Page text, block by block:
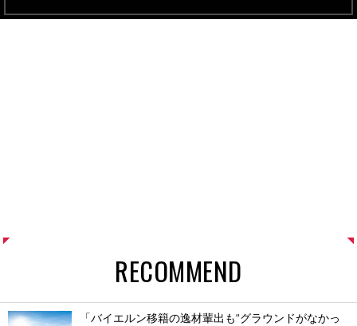
RECOMMEND
「バイエルン移籍の逸材輩出も“グラウンドがなかっ